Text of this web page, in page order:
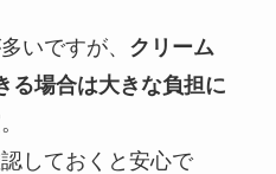
いですが、 クリーム
る場合は大きな負担に
しておくと安心で